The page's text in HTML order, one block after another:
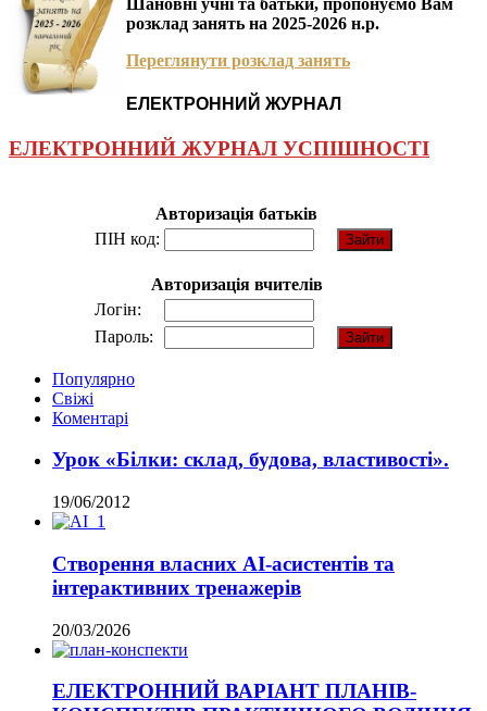
Шановні учні та батьки, пропонуємо Вам
розклад занять на 2025-2026 н.р.
Переглянути розклад занять
ЕЛЕКТРОННИЙ ЖУРНАЛ
ЕЛЕКТРОННИЙ ЖУРНАЛ УСПІШНОСТІ
Авторизація батьків
ПІН код:
Авторизація вчителів
Логін:
Пароль:
Популярно
Свіжі
Коментарі
Урок «Білки: склад, будова, властивості».
19/06/2012
Створення власних AI-асистентів та
інтерактивних тренажерів
20/03/2026
ЕЛЕКТРОННИЙ ВАРІАНТ ПЛАНІВ-